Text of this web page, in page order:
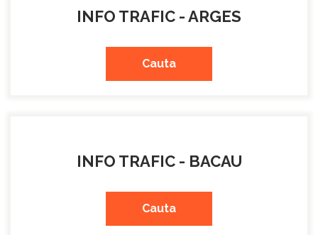
INFO TRAFIC - ARGES
Cauta
INFO TRAFIC - BACAU
Cauta